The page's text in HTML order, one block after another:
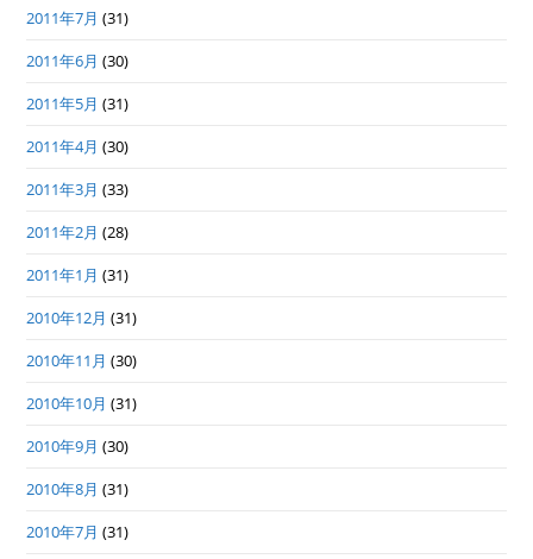
2011年7月 (31)
2011年6月 (30)
2011年5月 (31)
2011年4月 (30)
2011年3月 (33)
2011年2月 (28)
2011年1月 (31)
2010年12月 (31)
2010年11月 (30)
2010年10月 (31)
2010年9月 (30)
2010年8月 (31)
2010年7月 (31)